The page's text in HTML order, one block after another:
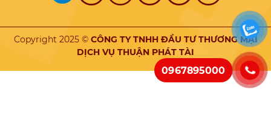
Copyright 2025 © CÔNG TY TNHH ĐẦU TƯ THƯƠNG MẠI
DỊCH VỤ THUẬN PHÁT TÀI
0967895000